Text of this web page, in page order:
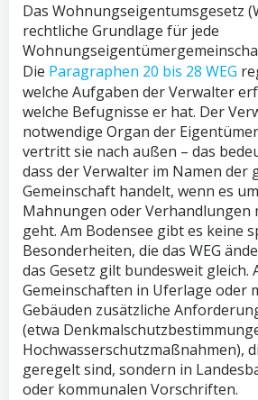
Das Wohnungseigentumsgesetz
rechtliche Grundlage für jede
Die Paragraphen 20 bis 28 WEG
welche Aufgaben der Verwalter
welche Befugnisse er hat. Der
notwendige Organ der
vertritt sie nach außen – das
dass der Verwalter im Namen der
Gemeinschaft handelt, wenn es
Mahnungen oder Verhandlungen
geht. Am Bodensee gibt es keine
Besonderheiten, die das WEG
das Gesetz gilt bundesweit gleich.
Gemeinschaften in Uferlage oder
Gebäuden zusätzliche
(etwa
Hochwasserschutzmaßnahmen),
geregelt sind, sondern in
oder kommunalen Vorschriften.